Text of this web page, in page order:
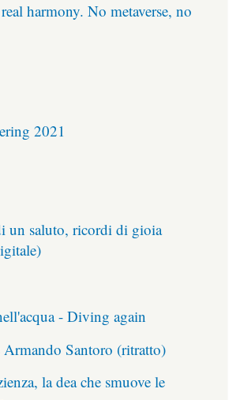
harmony. No metaverse, no
2021
un saluto, ricordi di gioia
- Diving again
Armando Santoro (ritratto)
la dea che smuove le